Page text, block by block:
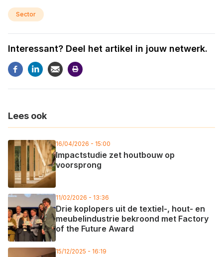
Sector
Interessant? Deel het artikel in jouw netwerk.
Lees ook
16/04/2026 - 15:00
Impactstudie zet houtbouw op
voorsprong
11/02/2026 - 13:36
Drie koplopers uit de textiel-, hout- en
meubelindustrie bekroond met Factory
of the Future Award
15/12/2025 - 16:19